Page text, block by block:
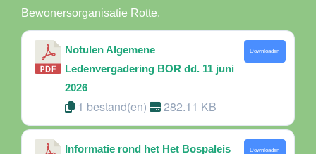
Bewonersorganisatie Rotte.
Notulen Algemene
Ledenvergadering BOR dd. 11 juni
2026
1 bestand(en) 282.11 KB
Downloaden
Informatie rond het Het Bospaleis Downloaden